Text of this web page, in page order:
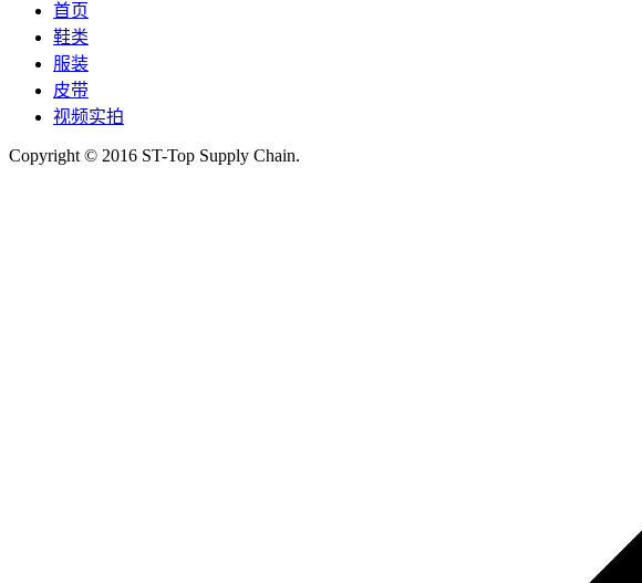
首页
鞋类
服装
皮带
视频实拍
Copyright © 2016 ST-Top Supply Chain.